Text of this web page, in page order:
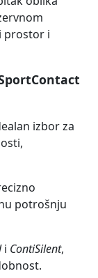
prostor i
izbor za
potrošnju
i ContiSilent,